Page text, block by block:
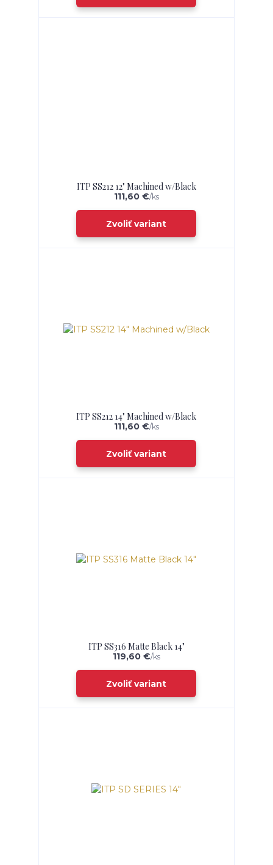
ITP SS212 12" Machined w/Black
111,60 €/ks
Zvoliť variant
ITP SS212 14" Machined w/Black
111,60 €/ks
Zvoliť variant
ITP SS316 Matte Black 14"
119,60 €/ks
Zvoliť variant